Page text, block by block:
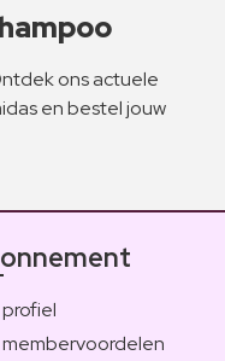
ons actuele
en bestel jouw
membervoordelen